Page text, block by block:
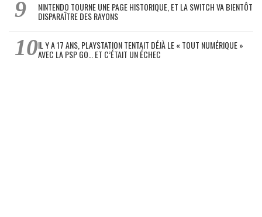
NINTENDO TOURNE UNE PAGE HISTORIQUE, ET LA SWITCH VA BIENTÔT
DISPARAÎTRE DES RAYONS
IL Y A 17 ANS, PLAYSTATION TENTAIT DÉJÀ LE « TOUT NUMÉRIQUE »
AVEC LA PSP GO… ET C’ÉTAIT UN ÉCHEC